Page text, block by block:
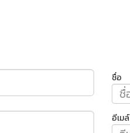
ชื่อ
อีเมล์